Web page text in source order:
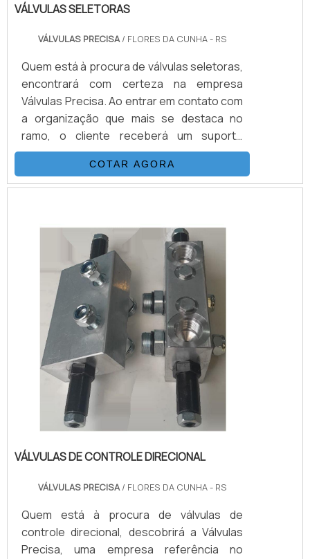
VÁLVULAS SELETORAS
VÁLVULAS PRECISA/ FLORES DA CUNHA - RS
Quem está à procura de válvulas seletoras,
encontrará com certeza na empresa
Válvulas Precisa. Ao entrar em contato com
a organização que mais se destaca no
ramo, o cliente receberá um suporte
completo para sanar eventuais dúvidas
sobre o produto a ser adquirido.Quando o
quesito é válvulas seletoras, com a melhor
benefício e atendimento eficaz em todo o
COTAR AGORA
VÁLVULAS DE CONTROLE DIRECIONAL
VÁLVULAS PRECISA/ FLORES DA CUNHA - RS
Quem está à procura de válvulas de
controle direcional, descobrirá a Válvulas
Precisa, uma empresa referência no